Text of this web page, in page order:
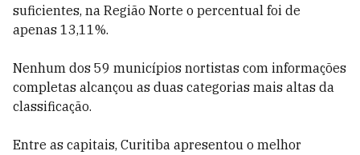
suficientes, na Região Norte o percentual foi de
apenas 13,11%.
Nenhum dos 59 municípios nortistas com informações
completas alcançou as duas categorias mais altas da
classificação.
Entre as capitais, Curitiba apresentou o melhor